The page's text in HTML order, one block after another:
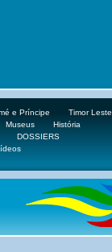
e Príncipe
Timor Leste
Museus
História
DOSSIERS